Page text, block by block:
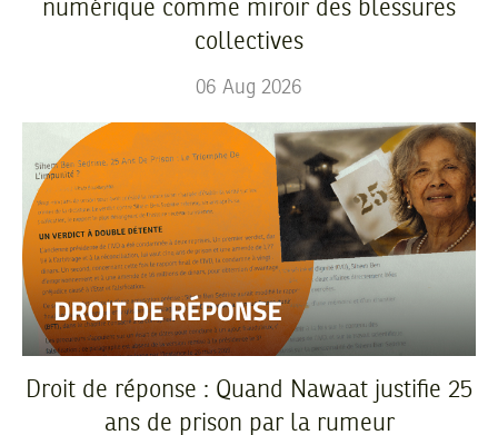
numérique comme miroir des blessures
collectives
06 Aug 2026
Droit de réponse : Quand Nawaat justifie 25
ans de prison par la rumeur